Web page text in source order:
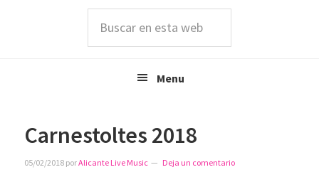
esta
Menu
Carnestoltes 2018
05/02/2018 porAlicante Live Music Deja un comentario